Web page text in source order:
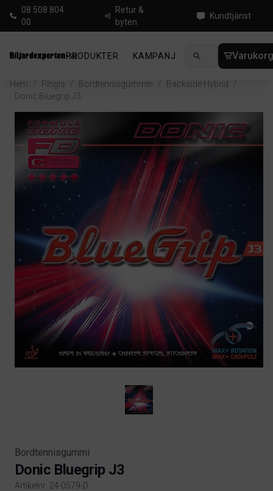
08 508 804
00
Retur &
byten
Kundtjänst
PRODUKTER KAMPANJ NYHETER
Hem / Pingis / Bordtennisgummin / Backside Hybrid
/
Donic Bluegrip J3
Bordtennisgummi
Donic Bluegrip J3
Artikelnr. 24-0579-D